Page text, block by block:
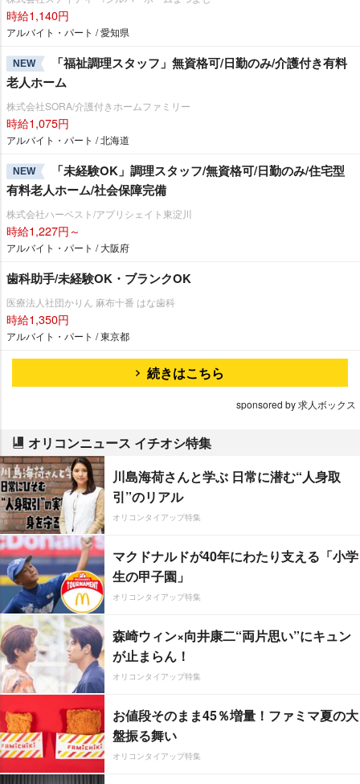
時給1,140円
アルバイト・パート / 愛知県
NEW
「福祉調理スタッフ」無資格可/日勤のみ/介護付き有料
老人ホーム
株式会社SORA/介護付きホームファミリー
時給1,075円
アルバイト・パート / 北海道
NEW
「未経験OK」調理スタッフ/無資格可/日勤のみ/住宅型
有料老人ホーム/社会保障完備
株式会社ハーベスト/アプリシェイト東淀川
時給1,227円～
アルバイト・パート / 大阪府
歯科助手/未経験OK・ブランクOK
医療法人社団かりん 麻布十番 はな歯科
時給1,350円
アルバイト・パート / 東京都
続きはこちら
sponsored by 求人ボックス
オリコンニュース イチオシ特集
川島海荷さんと学ぶ 日常に潜む“人身取
引”のリアル
オリコンタイアップ特集
マクドナルドが40年にわたり支える「小学
生の甲子園」
オリコンタイアップ特集
森崎ウィン×向井康二“両片思い”にキュン
が止まらん！
オリコンタイアップ特集
お値段そのまま45％増量！ファミマ夏の大
盤振る舞い
オリコンタイアップ特集